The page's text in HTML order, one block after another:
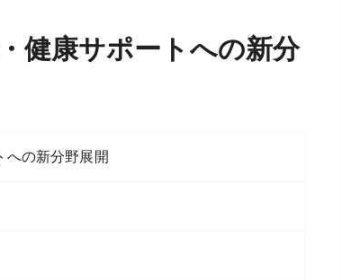
健康サポートへの新分
への新分野展開